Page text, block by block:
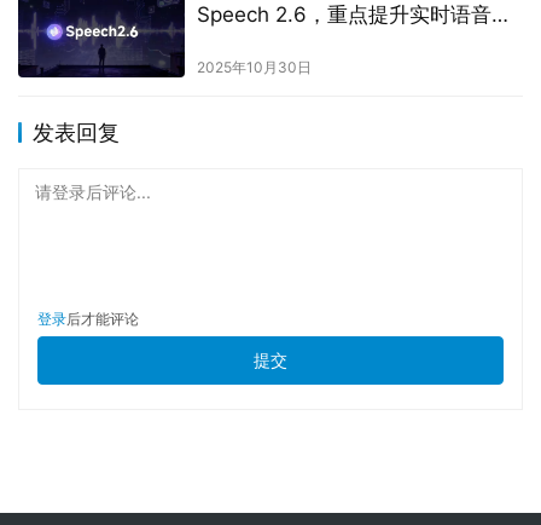
Speech 2.6，重点提升实时语音交
2025年10月30日
发表回复
请登录后评论...
登录后才能评论
提交